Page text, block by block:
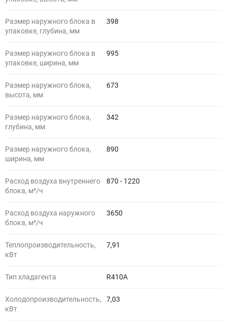
Размер наружного блока в
упаковке, глубина, мм
398
Размер наружного блока в
упаковке, ширина, мм
995
Размер наружного блока,
высота, мм
673
Размер наружного блока,
глубина, мм
342
Размер наружного блока,
ширина, мм
890
Расход воздуха внутреннего
блока, м³/ч
870 - 1220
Расход воздуха наружного
блока, м³/ч
3650
Теплопроизводительность,
кВт
7,91
Тип хладагента R410A
Холодопроизводительность,
кВт
7,03